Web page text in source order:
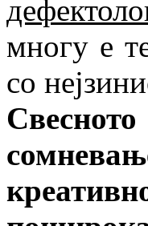
многу е
со